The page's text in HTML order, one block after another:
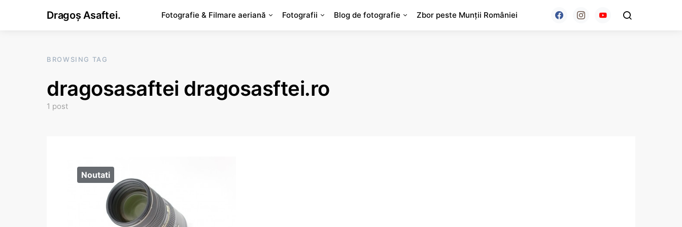
Dragoș Asaftei. Fotografie & Filmare aeriană Fotografii Blog de fotografie Zbor peste Munții României
BROWSING TAG
dragosasaftei dragosasftei.ro
1 post
Noutati